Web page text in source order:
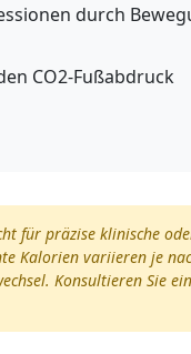
durch
CO2-Fußabdruck
für präzise klinische
Kalorien variieren je
Konsultieren Sie